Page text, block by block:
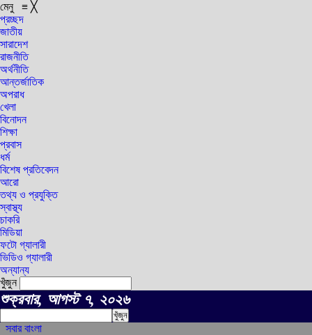
মেনু ≡ ╳
প্রচ্ছদ
জাতীয়
সারাদেশ
রাজনীতি
অর্থনীতি
আন্তর্জাতিক
অপরাধ
খেলা
বিনোদন
শিক্ষা
প্রবাস
ধর্ম
বিশেষ প্রতিবেদন
আরো
তথ্য ও প্রযুক্তি
স্বাস্থ্য
চাকরি
মিডিয়া
ফটো গ্যালারী
ভিডিও গ্যালারী
অন্যান্য
খুঁজুন
শুক্রবার, আগস্ট ৭, ২০২৬
সবার বাংলা